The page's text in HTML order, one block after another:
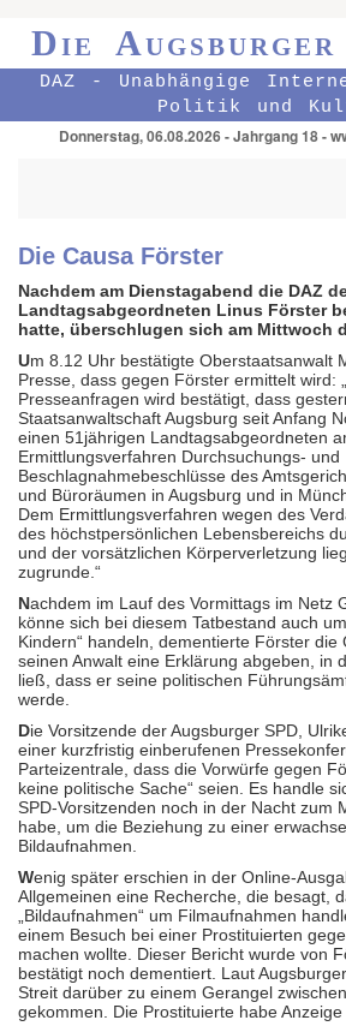
Die
DAZ - Unabhängige
Politik und
Donnerstag, 06.08.2026 - Jahrgang 18 -
Die Causa Förster
Nachdem am Dienstagabend die DAZ
Landtagsabgeordneten Linus Förster
hatte, überschlugen sich am Mittwoch
Um 8.12 Uhr bestätigte Oberstaatsanwalt
Presse, dass gegen Förster ermittelt wird:
Presseanfragen wird bestätigt, dass
Staatsanwaltschaft Augsburg seit Anfang
einen 51jährigen Landtagsabgeordneten
Ermittlungsverfahren Durchsuchungs- und
Beschlagnahmebeschlüsse des
und Büroräumen in Augsburg und in
Dem Ermittlungsverfahren wegen des
des höchstpersönlichen Lebensbereichs
und der vorsätzlichen Körperverletzung
zugrunde.“
Nachdem im Lauf des Vormittags im Netz
könne sich bei diesem Tatbestand auch
Kindern“ handeln, dementierte Förster
seinen Anwalt eine Erklärung abgeben, in
ließ, dass er seine politischen
werde.
Die Vorsitzende der Augsburger SPD,
einer kurzfristig einberufenen
Parteizentrale, dass die Vorwürfe gegen
keine politische Sache“ seien. Es handle
SPD-Vorsitzenden noch in der Nacht zum
habe, um die Beziehung zu einer
Bildaufnahmen.
Wenig später erschien in der Online-
Allgemeinen eine Recherche, die besagt,
„Bildaufnahmen“ um Filmaufnahmen
einem Besuch bei einer Prostituierten
machen wollte. Dieser Bericht wurde von
bestätigt noch dementiert. Laut
Streit darüber zu einem Gerangel
gekommen. Die Prostituierte habe Anzeige